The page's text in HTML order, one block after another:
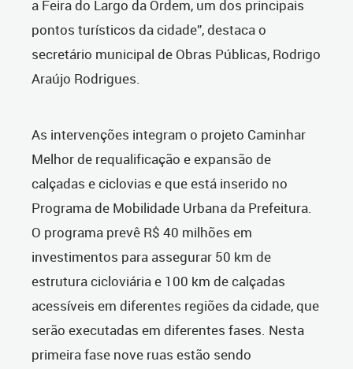
a Feira do Largo da Ordem, um dos principais
pontos turísticos da cidade”, destaca o
secretário municipal de Obras Públicas, Rodrigo
Araújo Rodrigues.
As intervenções integram o projeto Caminhar
Melhor de requalificação e expansão de
calçadas e ciclovias e que está inserido no
Programa de Mobilidade Urbana da Prefeitura.
O programa prevê R$ 40 milhões em
investimentos para assegurar 50 km de
estrutura cicloviária e 100 km de calçadas
acessíveis em diferentes regiões da cidade, que
serão executadas em diferentes fases. Nesta
primeira fase nove ruas estão sendo